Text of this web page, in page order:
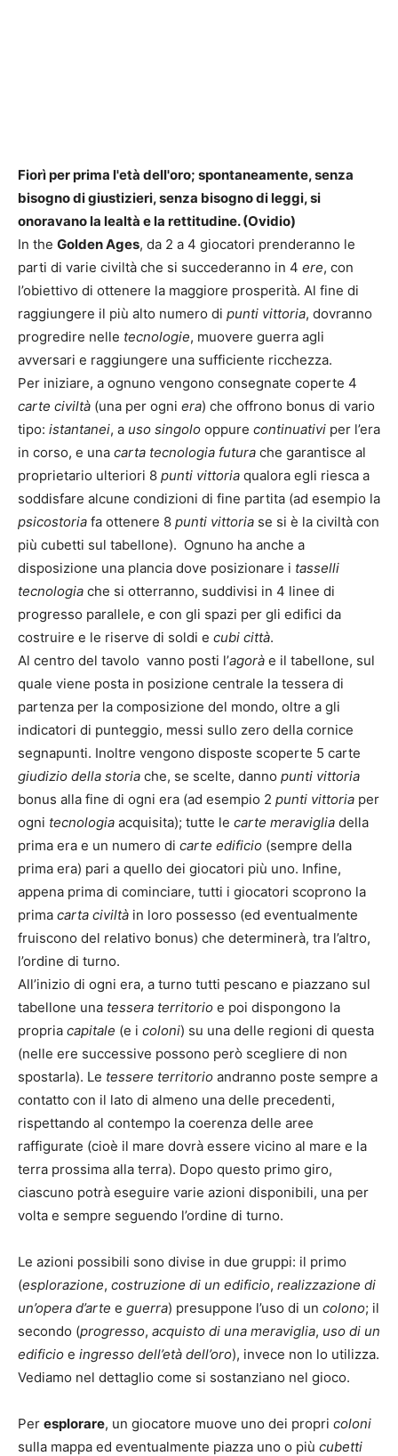
Fiorì per prima l'età dell'oro; spontaneamente, senza
bisogno di giustizieri, senza bisogno di leggi, si
onoravano la lealtà e la rettitudine. (Ovidio)
In the Golden Ages, da 2 a 4 giocatori prenderanno le
parti di varie civiltà che si succederanno in 4 ere, con
l’obiettivo di ottenere la maggiore prosperità. Al fine di
raggiungere il più alto numero di punti vittoria, dovranno
progredire nelle tecnologie, muovere guerra agli
avversari e raggiungere una sufficiente ricchezza.
Per iniziare, a ognuno vengono consegnate coperte 4
carte civiltà (una per ogni era) che offrono bonus di vario
tipo: istantanei, a uso singolo oppure continuativi per l’era
in corso, e una carta tecnologia futura che garantisce al
proprietario ulteriori 8 punti vittoria qualora egli riesca a
soddisfare alcune condizioni di fine partita (ad esempio la
psicostoria fa ottenere 8 punti vittoria se si è la civiltà con
più cubetti sul tabellone). Ognuno ha anche a
disposizione una plancia dove posizionare i tasselli
tecnologia che si otterranno, suddivisi in 4 linee di
progresso parallele, e con gli spazi per gli edifici da
costruire e le riserve di soldi e cubi città.
Al centro del tavolo vanno posti l’agorà e il tabellone, sul
quale viene posta in posizione centrale la tessera di
partenza per la composizione del mondo, oltre a gli
indicatori di punteggio, messi sullo zero della cornice
segnapunti. Inoltre vengono disposte scoperte 5 carte
giudizio della storia che, se scelte, danno punti vittoria
bonus alla fine di ogni era (ad esempio 2 punti vittoria per
ogni tecnologia acquisita); tutte le carte meraviglia della
prima era e un numero di carte edificio (sempre della
prima era) pari a quello dei giocatori più uno. Infine,
appena prima di cominciare, tutti i giocatori scoprono la
prima carta civiltà in loro possesso (ed eventualmente
fruiscono del relativo bonus) che determinerà, tra l’altro,
l’ordine di turno.
All’inizio di ogni era, a turno tutti pescano e piazzano sul
tabellone una tessera territorio e poi dispongono la
propria capitale (e i coloni) su una delle regioni di questa
(nelle ere successive possono però scegliere di non
spostarla). Le tessere territorio andranno poste sempre a
contatto con il lato di almeno una delle precedenti,
rispettando al contempo la coerenza delle aree
raffigurate (cioè il mare dovrà essere vicino al mare e la
terra prossima alla terra). Dopo questo primo giro,
ciascuno potrà eseguire varie azioni disponibili, una per
volta e sempre seguendo l’ordine di turno.
Le azioni possibili sono divise in due gruppi: il primo
(esplorazione, costruzione di un edificio, realizzazione di
un’opera d’arte e guerra) presuppone l’uso di un colono; il
secondo (progresso, acquisto di una meraviglia, uso di un
edificio e ingresso dell’età dell’oro), invece non lo utilizza.
Vediamo nel dettaglio come si sostanziano nel gioco.
Per esplorare, un giocatore muove uno dei propri coloni
sulla mappa ed eventualmente piazza uno o più cubetti